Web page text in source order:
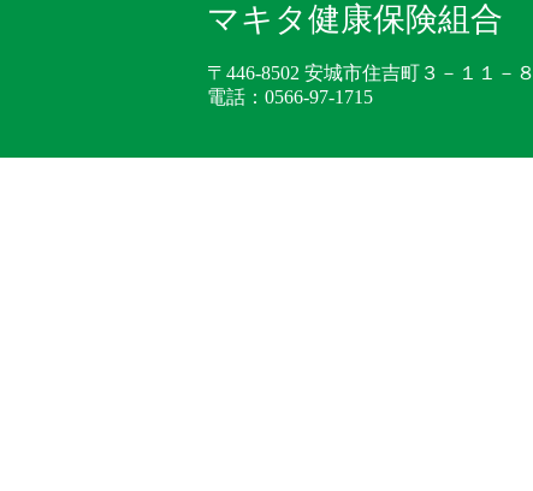
マキタ健康保険組合
〒446-8502 安城市住吉町３－１１－８
電話：0566-97-1715